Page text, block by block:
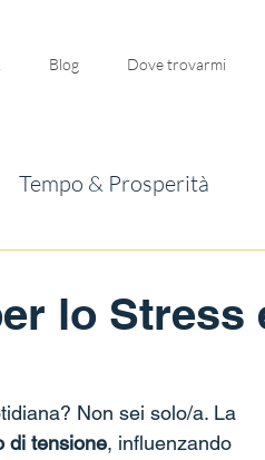
Blog Dove trovarmi
Tempo & Prosperità
lo Stress
Non sei solo/a. La
di tensione, influenzando